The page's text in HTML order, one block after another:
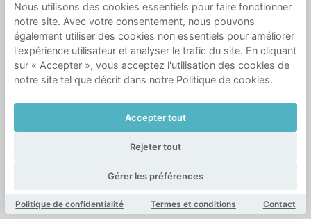
Nous utilisons des cookies essentiels pour faire fonctionner
notre site. Avec votre consentement, nous pouvons
également utiliser des cookies non essentiels pour améliorer
l'expérience utilisateur et analyser le trafic du site. En cliquant
sur « Accepter », vous acceptez l'utilisation des cookies de
notre site tel que décrit dans notre Politique de cookies.
Accepter tout
Rejeter tout
Gérer les préférences
Politique de confidentialité Termes et conditions Contact